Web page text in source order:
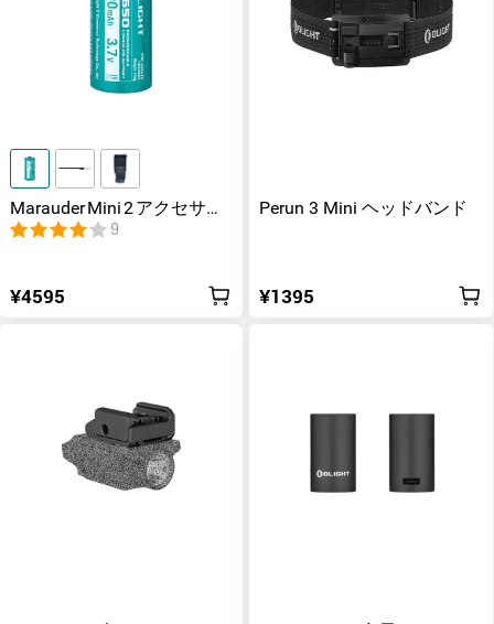
Marauder Mini 2 アクセサリ
ー バッテリー 充電ケーブル
ホルスター
9
¥4595
Perun 3 Mini ヘッドバンド
¥1395